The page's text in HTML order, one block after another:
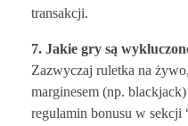
transakcji.
7. Jakie gry są
Zazwyczaj ruletka na
marginesem (np.
regulamin bonusu w sekcji